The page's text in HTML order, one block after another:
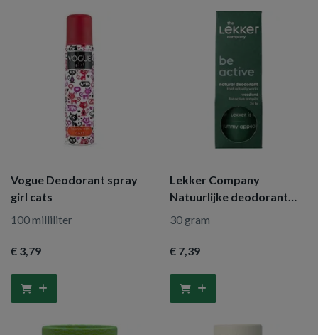
Vogue Deodorant spray
girl cats
100 milliliter
€ 3,79
Lekker Company
Natuurlijke deodorant
woodland
30 gram
€ 7,39